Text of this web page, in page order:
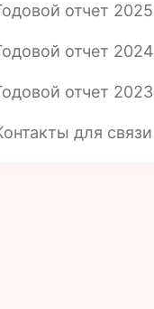
отчет 2025
отчет 2024
отчет 2023
для связи